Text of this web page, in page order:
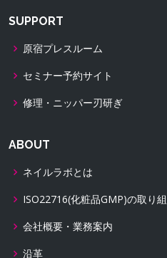
SUPPORT
原宿プレスルーム
セミナー予約サイト
修理・ニッパー刃研ぎ
ABOUT
ネイルラボとは
ISO22716(化粧品GMP)の取り
会社概要・業務案内
沿革